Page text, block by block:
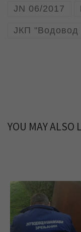
JN 06/2017
ЈКП "Водовод
YOU MAY ALSO